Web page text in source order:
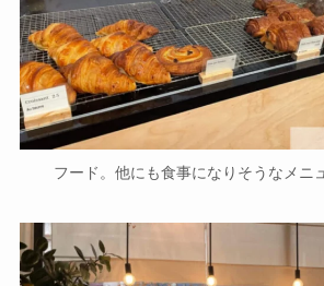
フード。他にも食事になりそうなメニ